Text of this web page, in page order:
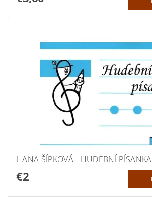
HANA ŠÍPKOVÁ - HUDEBNÍ PÍSANKA
€2